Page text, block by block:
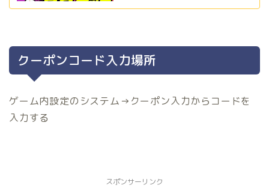
クーポンコード入力場所
ゲーム内設定のシステム→クーポン入力からコードを
入力する
スポンサーリンク